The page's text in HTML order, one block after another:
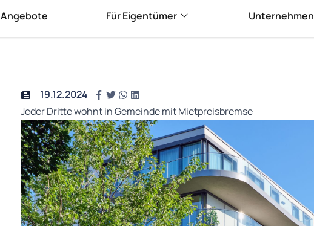
Angebote
Für Eigentümer
Unternehmen
19.12.2024
Jeder Dritte wohnt in Gemeinde mit Mietpreisbremse